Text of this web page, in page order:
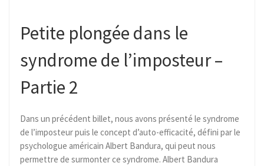
Petite plongée dans le
syndrome de l’imposteur –
Partie 2
Dans un précédent billet, nous avons présenté le syndrome
de l’imposteur puis le concept d’auto-efficacité, défini par le
psychologue américain Albert Bandura, qui peut nous
permettre de surmonter ce syndrome. Albert Bandura